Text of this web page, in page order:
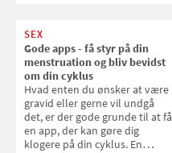
SEX
Gode apps - få styr på din
menstruation og bliv bevidst
om din cyklus
Hvad enten du ønsker at være
gravid eller gerne vil undgå
det, er der gode grunde til at få
en app, der kan gøre dig
klogere på din cyklus. En